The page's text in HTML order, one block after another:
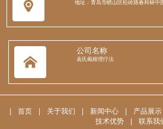
地址：青岛市崂山区松岭路春和林中
公司名称
袁氏截根理疗法
| 首页 | 关于我们 | 新闻中心 | 产品展示
技术优势
| 联系我